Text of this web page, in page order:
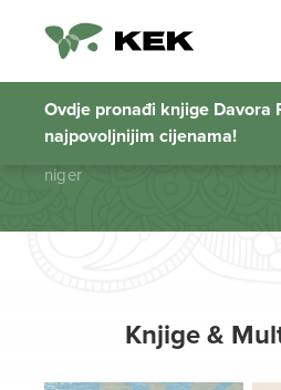
Ovdje pronađi knjige Davora
najpovoljnijim cijenama!
niger
Početna stranica
niger
Knjige &